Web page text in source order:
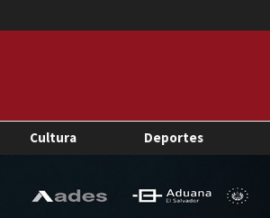
Cultura Deportes